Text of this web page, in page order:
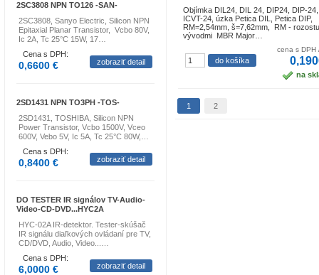
2SC3808 NPN TO126 -SAN-
2SC3808, Sanyo Electric, Silicon NPN
Epitaxial Planar Transistor, Vcbo 80V,
Ic 2A, Tc 25°C 15W, 17…
Cena s DPH:
0,6600 € zobraziť detail
2SD1431 NPN TO3PH -TOS-
2SD1431, TOSHIBA, Silicon NPN
Power Transistor, Vcbo 1500V, Vceo
600V, Vebo 5V, Ic 5A, Tc 25°C 80W,…
Cena s DPH:
0,8400 € zobraziť detail
DO TESTER IR signálov TV-Audio-
Video-CD-DVD...HYC2A
HYC-02A IR-detektor. Tester-skúšač
IR signálu diaľkových ovládaní pre TV,
CD/DVD, Audio, Video...…
Cena s DPH:
6,0000 € zobraziť detail
Objímka DIL24, DIL 24, DIP24, DIP-
ICVT-24, úzka Petica DIL, Petica DIP,
RM=2,54mm, š=7,62mm, RM -
vývodmi MBR Major…
cena s DPH
na
1 2